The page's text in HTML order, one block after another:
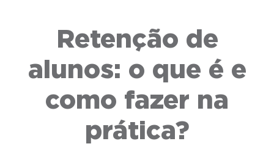
Retenção de
alunos: o que é e
como fazer na
prática?